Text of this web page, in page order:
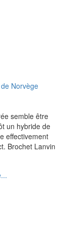
semble être
un hybride de
effectivement
Brochet Lanvin